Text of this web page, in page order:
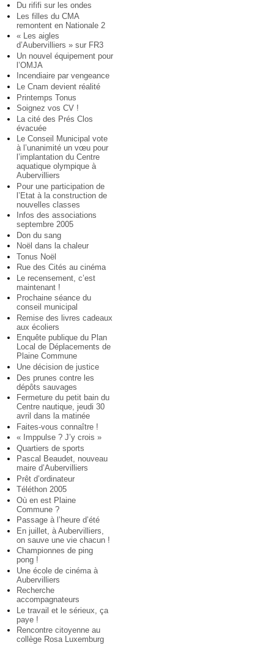
Du rififi sur les ondes
Les filles du CMA
remontent en Nationale 2
« Les aigles
d’Aubervilliers » sur FR3
Un nouvel équipement pour
l’OMJA
Incendiaire par vengeance
Le Cnam devient réalité
Printemps Tonus
Soignez vos CV !
La cité des Prés Clos
évacuée
Le Conseil Municipal vote
à l’unanimité un vœu pour
l’implantation du Centre
aquatique olympique à
Aubervilliers
Pour une participation de
l’Etat à la construction de
nouvelles classes
Infos des associations
septembre 2005
Don du sang
Noël dans la chaleur
Tonus Noël
Rue des Cités au cinéma
Le recensement, c’est
maintenant !
Prochaine séance du
conseil municipal
Remise des livres cadeaux
aux écoliers
Enquête publique du Plan
Local de Déplacements de
Plaine Commune
Une décision de justice
Des prunes contre les
dépôts sauvages
Fermeture du petit bain du
Centre nautique, jeudi 30
avril dans la matinée
Faites-vous connaître !
« Imppulse ? J’y crois »
Quartiers de sports
Pascal Beaudet, nouveau
maire d’Aubervilliers
Prêt d’ordinateur
Téléthon 2005
Où en est Plaine
Commune ?
Passage à l’heure d’été
En juillet, à Aubervilliers,
on sauve une vie chacun !
Championnes de ping
pong !
Une école de cinéma à
Aubervilliers
Recherche
accompagnateurs
Le travail et le sérieux, ça
paye !
Rencontre citoyenne au
collège Rosa Luxemburg